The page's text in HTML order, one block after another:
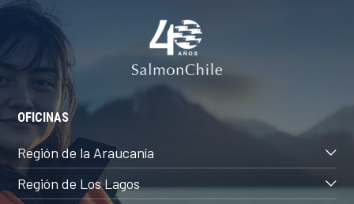
OFICINAS
Región de la Araucanía
Región de Los Lagos